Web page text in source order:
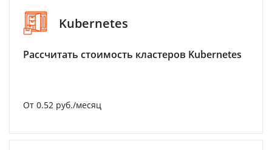
Kubernetes
Рассчитать стоимость кластеров Kubernetes
От 0.52 руб./месяц